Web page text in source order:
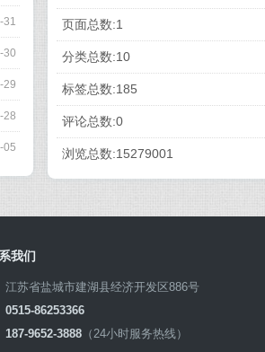
31
30
29
28
05
页面总数:1
分类总数:10
标签总数:185
评论总数:0
浏览总数:15279001
我们
江苏省盐城市建湖县经济开发区886号
0515-86253366
187-9652-3888 （24小时服务热线）